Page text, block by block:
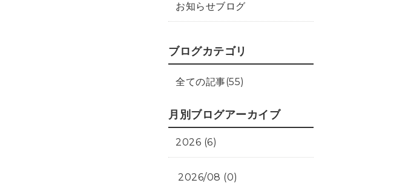
お知らせブログ
ブログカテゴリ
全ての記事(55)
月別ブログアーカイブ
2026 (6)
2026/08 (0)